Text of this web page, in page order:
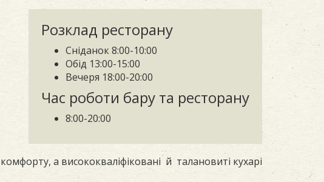
Розклад ресторану
Сніданок 8:00-10:00
Обід 13:00-15:00
Вечеря 18:00-20:00
Час роботи бару та ресторану
8:00-20:00
а висококваліфіковані й талановиті кухарі